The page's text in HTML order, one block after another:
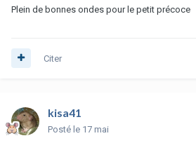
Plein de bonnes ondes pour le petit précoce
Citer
kisa41
Posté le 17 mai